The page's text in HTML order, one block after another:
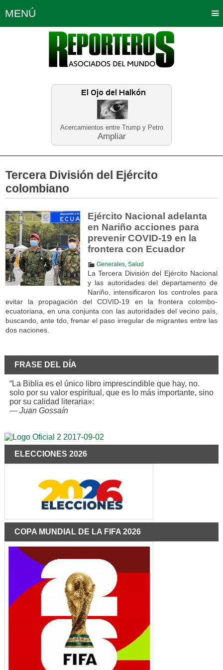
Acercamientos entre Trump y Petro
Ampliar
MENÚ
Política Opinión Bogotá
Planeta Tierra Deportes
Educación Neira
Tercera División del Ejército
colombiano
Ejército Nacional adelanta
en Nariño acciones para
prevenir COVID-19 en la
frontera con Ecuador
Generales, Salud
La Tercera División del Ejército Nacional
y las autoridades del departamento de
Nariño, intensificaron los controles para
evitar la propagación del COVID-19 en la frontera colombo-
ecuatoriana, en una conjunta con las autoridades del vecino país,
buscando, ante tdo, frenar el paso irregular de migrantes entre las
dos naciones.
FRASE DEL DÍA
“La Biblia es el único libro imprescindible que hay, no.
solo por su valor espiritual, que es lo más importante, sino
por su calidad literaria»:
— Juan Gossaín
ELECCIONES 2026
COPA MUNDIAL DE LA FIFA 2026